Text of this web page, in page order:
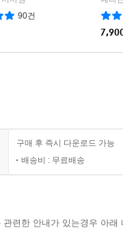
90건
구매 후 즉시 다운로드 가능
배송비 : 무료배송
련한 안내가 있는경우 아